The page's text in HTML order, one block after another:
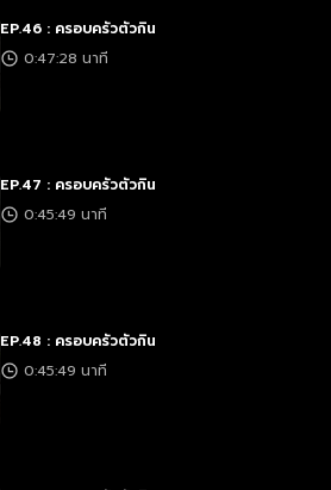
EP.46 : ครอบครัวตัวกิน
0:47:28 นาที
EP.47 : ครอบครัวตัวกิน
0:45:49 นาที
EP.48 : ครอบครัวตัวกิน
0:45:49 นาที